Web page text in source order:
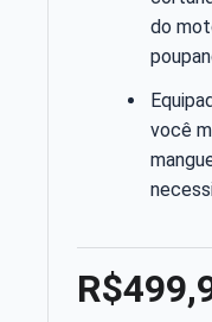
do
você